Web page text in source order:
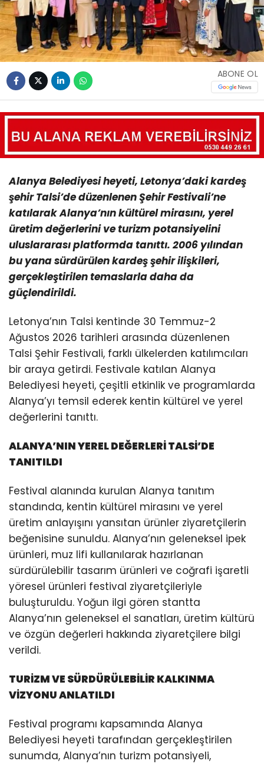
ABONE OL
Alanya Belediyesi heyeti, Letonya’daki kardeş
şehir Talsi’de düzenlenen Şehir Festivali’ne
katılarak Alanya’nın kültürel mirasını, yerel
üretim değerlerini ve turizm potansiyelini
uluslararası platformda tanıttı. 2006 yılından
bu yana sürdürülen kardeş şehir ilişkileri,
gerçekleştirilen temaslarla daha da
güçlendirildi.
Letonya’nın Talsi kentinde 30 Temmuz-2
Ağustos 2026 tarihleri arasında düzenlenen
Talsi Şehir Festivali, farklı ülkelerden katılımcıları
bir araya getirdi. Festivale katılan Alanya
Belediyesi heyeti, çeşitli etkinlik ve programlarda
Alanya’yı temsil ederek kentin kültürel ve yerel
değerlerini tanıttı.
ALANYA’NIN YEREL DEĞERLERİ TALSİ’DE
TANITILDI
Festival alanında kurulan Alanya tanıtım
standında, kentin kültürel mirasını ve yerel
üretim anlayışını yansıtan ürünler ziyaretçilerin
beğenisine sunuldu. Alanya’nın geleneksel ipek
ürünleri, muz lifi kullanılarak hazırlanan
sürdürülebilir tasarım ürünleri ve coğrafi işaretli
yöresel ürünleri festival ziyaretçileriyle
buluşturuldu. Yoğun ilgi gören stantta
Alanya’nın geleneksel el sanatları, üretim kültürü
ve özgün değerleri hakkında ziyaretçilere bilgi
verildi.
TURİZM VE SÜRDÜRÜLEBİLİR KALKINMA
VİZYONU ANLATILDI
Festival programı kapsamında Alanya
Belediyesi heyeti tarafından gerçekleştirilen
sunumda, Alanya’nın turizm potansiyeli,